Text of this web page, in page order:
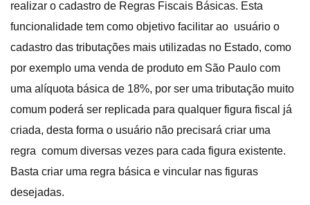
realizar o cadastro de Regras Fiscais Básicas. Esta
funcionalidade tem como objetivo facilitar ao usuário o
cadastro das tributações mais utilizadas no Estado, como
por exemplo uma venda de produto em São Paulo com
uma alíquota básica de 18%, por ser uma tributação muito
comum poderá ser replicada para qualquer figura fiscal já
criada, desta forma o usuário não precisará criar uma
regra comum diversas vezes para cada figura existente.
Basta criar uma regra básica e vincular nas figuras
desejadas.